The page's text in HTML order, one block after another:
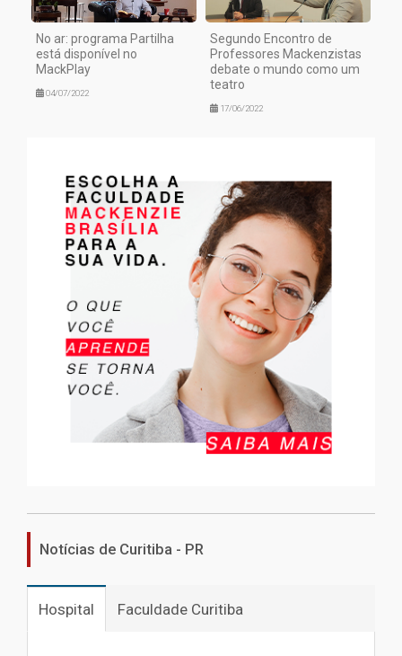
No ar: programa Partilha
está disponível no
MackPlay
04/07/2022
Segundo Encontro de
Professores Mackenzistas
debate o mundo como um
teatro
17/06/2022
Notícias de Curitiba - PR
Hospital Faculdade Curitiba